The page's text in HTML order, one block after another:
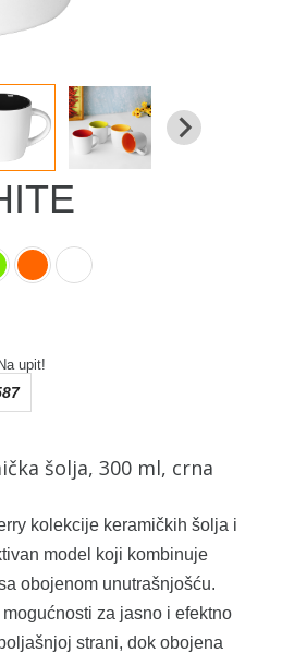
upit!
šolja, 300 ml, crna
kolekcije keramičkih šolja i
model koji kombinuje
obojenom unutrašnjošću.
za jasno i efektno
strani, dok obojena